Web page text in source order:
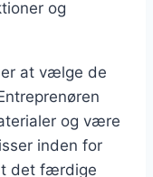
og
at vælge de
og være
inden for
det færdige